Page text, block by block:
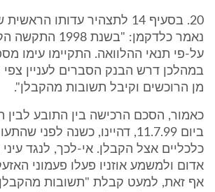
20. בסעיף 14 לתצהיר עדותו
נאמר כלדקמן:
על-פי תנאי ההלוואה. התקיימו עימו
במהלכן דרש הבנק הסברים לעניין
מן הרוכשים וקיבל תשובות מהקבלן".
כאמור, הסכם הרכישה בין התובע לבין
ביום 11.7.99, דהיינו, כשנה לפני
כלכליים אצל הקבלן. אי-לכך, לנגד
אדום ולמשמע אוזניו פעלו פעמוני
אף זאת, למעט קבלת "תשובות